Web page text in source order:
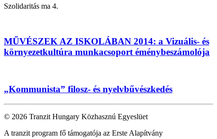
Szolidaritás ma 4.
MŰVÉSZEK AZ ISKOLÁBAN 2014: a Vizuális- és
környezetkultúra munkacsoport éménybeszámolója
„Kommunista” filosz- és nyelvbűvészkedés
© 2026 Tranzit Hungary Közhasznú Egyeslüet
A tranzit program fő támogatója az Erste Alapítvány